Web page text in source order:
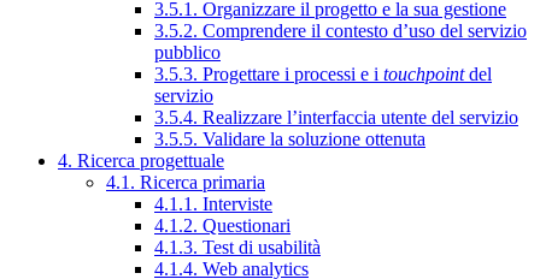
3.5.1. Organizzare il progetto e la sua gestione
3.5.2. Comprendere il contesto d’uso del servizio
pubblico
3.5.3. Progettare i processi e i touchpointdel
servizio
3.5.4. Realizzare l’interfaccia utente del servizio
3.5.5. Validare la soluzione ottenuta
4. Ricerca progettuale
4.1. Ricerca primaria
4.1.1. Interviste
4.1.2. Questionari
4.1.3. Test di usabilità
4.1.4. Web analytics